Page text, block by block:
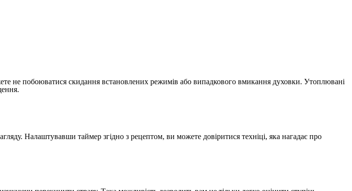
не побоюватися скидання встановлених режимів або випадкового вмикання духовки. Утоплювані
Налаштувавши таймер згідно з рецептом, ви можете довіритися техніці, яка нагадає про